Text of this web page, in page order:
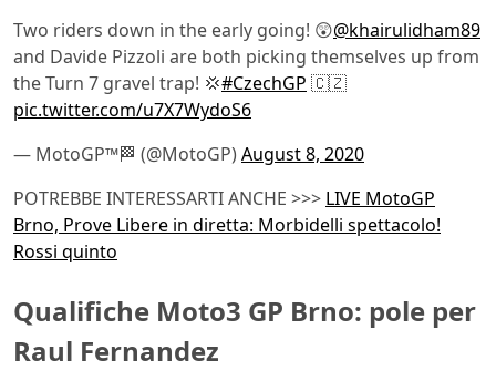
Two riders down in the early going! 😲@khairulidham89
and Davide Pizzoli are both picking themselves up from
the Turn 7 gravel trap! 💢#CzechGP 🇨🇿
pic.twitter.com/u7X7WydoS6
— MotoGP™🏁 (@MotoGP)August 8, 2020
POTREBBE INTERESSARTI ANCHE >>> LIVE MotoGP
Brno, Prove Libere in diretta: Morbidelli spettacolo!
Rossi quinto
Qualifiche Moto3 GP Brno: pole per
Raul Fernandez